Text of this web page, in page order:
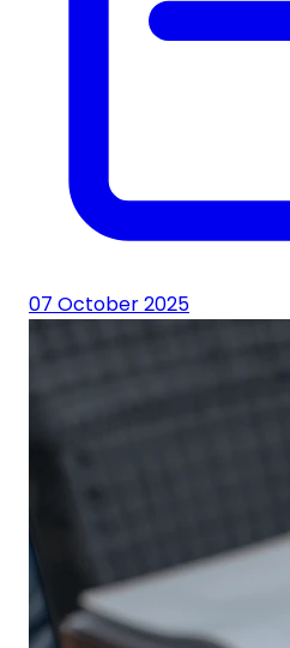
07 October 2025